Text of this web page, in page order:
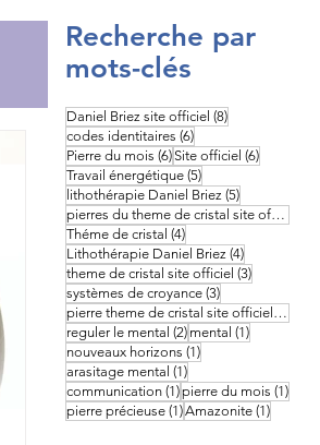
Recherche par
mots-clés
Daniel Briez site officiel (8)8 posts
codes identitaires (6)6 posts
Pierre du mois (6)6 posts
Site officiel (6)6 posts
Travail énergétique (5)5 posts
lithothérapie Daniel Briez (5)5 posts
pierres du theme de cristal site officiel
Théme de cristal (4)4 posts
Lithothérapie Daniel Briez (4)4 posts
theme de cristal site officiel (3)3 posts
systèmes de croyance (3)3 posts
pierre theme de cristal site officiel
(3)
reguler le mental (2)2 posts
mental (1)1 post
nouveaux horizons (1)1 post
arasitage mental (1)1 post
communication (1)1 post
pierre du mois (1)1 post
pierre précieuse (1)1 post
Amazonite (1)1 post